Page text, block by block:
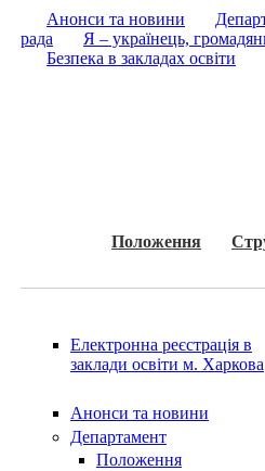
Анонси та новини
рада
Я – українець,
Безпека в закладах освіти
Положення
Електронна реєстрація в
заклади освіти м. Харкова
Анонси та новини
Департамент
Положення